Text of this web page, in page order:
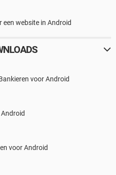
een website in Android
voor Android
voor Android